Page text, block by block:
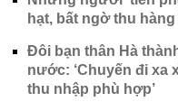
hạt, bất ngờ thu
Đôi bạn thân Hà
nước: ‘Chuyến đi xa
thu nhập phù hợp’